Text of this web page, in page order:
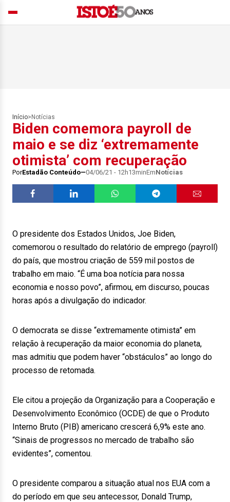
Início> Notícias
Biden comemora payroll de
maio e se diz ‘extremamente
otimista’ com recuperação
PorEstadão Conteúdo 04/06/21 - 12h13minEmNotícias
O presidente dos Estados Unidos, Joe Biden,
comemorou o resultado do relatório de emprego (payroll)
do país, que mostrou criação de 559 mil postos de
trabalho em maio. “É uma boa notícia para nossa
economia e nosso povo”, afirmou, em discurso, poucas
horas após a divulgação do indicador.
O democrata se disse “extremamente otimista” em
relação à recuperação da maior economia do planeta,
mas admitiu que podem haver “obstáculos” ao longo do
processo de retomada.
Ele citou a projeção da Organização para a Cooperação e
Desenvolvimento Econômico (OCDE) de que o Produto
Interno Bruto (PIB) americano crescerá 6,9% este ano.
“Sinais de progressos no mercado de trabalho são
evidentes”, comentou.
O presidente comparou a situação atual nos EUA com a
do período em que seu antecessor, Donald Trump,